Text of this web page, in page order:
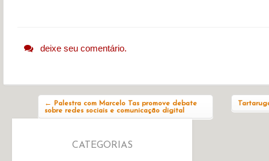
deixe seu comentário.
←
Palestra com Marcelo Tas promove debate
sobre redes sociais e comunicação digital
CATEGORIAS